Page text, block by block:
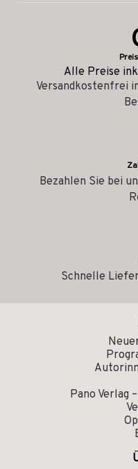
Alle Preise
Versandkostenfrei
Bezahlen Sie bei
Schnelle
Pano Verlag